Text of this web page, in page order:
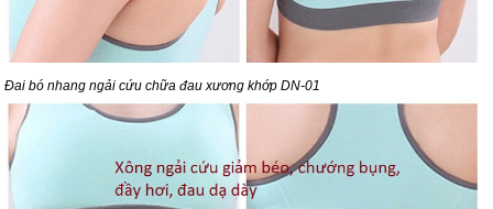
Đai bó nhang ngải cứu chữa đau xương khớp DN-01